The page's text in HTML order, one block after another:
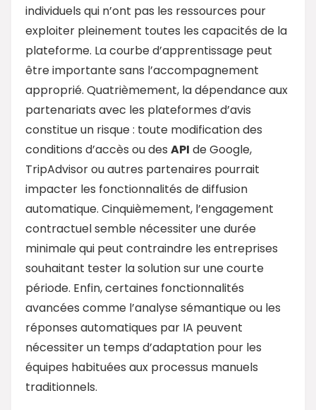
individuels qui n’ont pas les ressources pour
exploiter pleinement toutes les capacités de la
plateforme. La courbe d’apprentissage peut
être importante sans l’accompagnement
approprié. Quatrièmement, la dépendance aux
partenariats avec les plateformes d’avis
constitue un risque : toute modification des
conditions d’accès ou des API de Google,
TripAdvisor ou autres partenaires pourrait
impacter les fonctionnalités de diffusion
automatique. Cinquièmement, l’engagement
contractuel semble nécessiter une durée
minimale qui peut contraindre les entreprises
souhaitant tester la solution sur une courte
période. Enfin, certaines fonctionnalités
avancées comme l’analyse sémantique ou les
réponses automatiques par IA peuvent
nécessiter un temps d’adaptation pour les
équipes habituées aux processus manuels
traditionnels.